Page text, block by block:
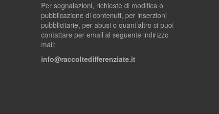
Per segnalazioni, richieste di modifica o
pubblicazione di contenuti, per inserzioni
pubblicitarie, per abusi o quant’altro ci puoi
contattare per email al seguente indirizzo
mail:
info@raccoltedifferenziate.it